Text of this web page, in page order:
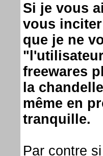
Si je vous
vous
que je ne
freewares
la
même en
tranquille.
Par contre